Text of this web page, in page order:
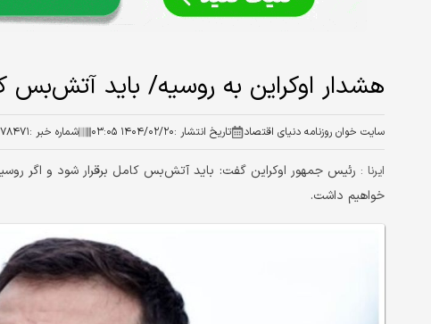
هشدار اوکراین به روسیه/ باید آتش‌بس
سایت خوان روزنامه دنیای اقتصاد تاریخ انتشار :۱۴۰۴/۰۲/۲۰ ۰۳:۰۵ شماره خبر :
ایرنا : رئیس جمهور اوکراین گفت: باید آتش‌بس کامل برقرار شود و اگر
خواهیم داشت.